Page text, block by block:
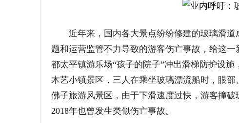
近年来，国内各大景点纷纷修建的玻璃滑道
题和运营监管不力导致的游客伤亡事故，给这
都太平镇游乐场“孩子的院子”冲出滑梯防护设
木艺小镇景区，三人在乘坐玻璃漂流船时，眼
佛子旅游风景区，由于下滑速度过快，游客撞破
2018年也曾发生类似伤亡事故。